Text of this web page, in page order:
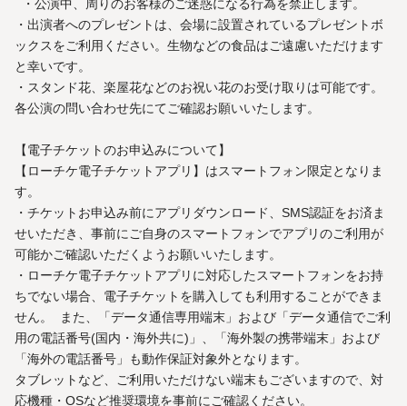
・公演中、周りのお客様のご迷惑になる行為を禁止します。
・出演者へのプレゼントは、会場に設置されているプレゼントボ
ックスをご利用ください。生物などの食品はご遠慮いただけます
と幸いです。
・スタンド花、楽屋花などのお祝い花のお受け取りは可能です。
各公演の問い合わせ先にてご確認お願いいたします。
【電子チケットのお申込みについて】
【ローチケ電子チケットアプリ】はスマートフォン限定となりま
す。
・チケットお申込み前にアプリダウンロード、SMS認証をお済ま
せいただき、事前にご自身のスマートフォンでアプリのご利用が
可能かご確認いただくようお願いいたします。
・ローチケ電子チケットアプリに対応したスマートフォンをお持
ちでない場合、電子チケットを購入しても利用することができま
せん。 また、「データ通信専用端末」および「データ通信でご利
用の電話番号(国内・海外共に)」、「海外製の携帯端末」および
「海外の電話番号」も動作保証対象外となります。
タブレットなど、ご利用いただけない端末もございますので、対
応機種・OSなど推奨環境を事前にご確認ください。